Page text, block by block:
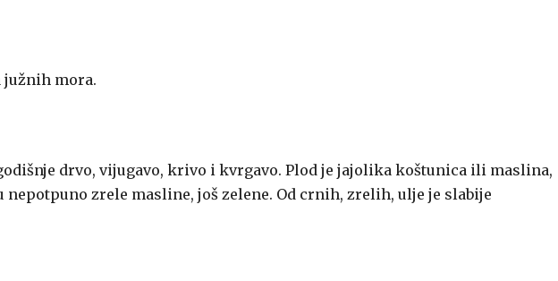
južnih mora.
drvo, vijugavo, krivo i kvrgavo. Plod je jajolika koštunica ili maslina,
nepotpuno zrele masline, još zelene. Od crnih, zrelih, ulje je slabije